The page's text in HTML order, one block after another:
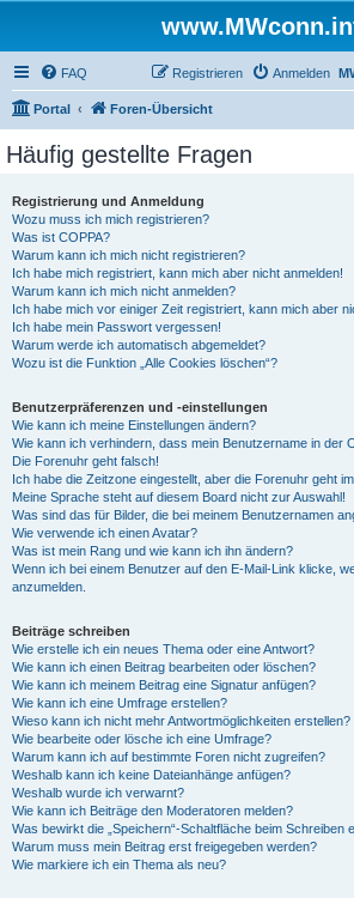
FAQ Anmelden
Registrieren
Portal Foren-Übersicht
Häufig gestellte Fragen
Registrierung und Anmeldung
Wozu muss ich mich registrieren?
Was ist COPPA?
Warum kann ich mich nicht registrieren?
Ich habe mich registriert, kann mich aber nicht anmelden!
Warum kann ich mich nicht anmelden?
Ich habe mich vor einiger Zeit registriert, kann mich aber
Ich habe mein Passwort vergessen!
Warum werde ich automatisch abgemeldet?
Wozu ist die Funktion „Alle Cookies löschen“?
Benutzerpräferenzen und -einstellungen
Wie kann ich meine Einstellungen ändern?
Wie kann ich verhindern, dass mein Benutzername in der
Die Forenuhr geht falsch!
Ich habe die Zeitzone eingestellt, aber die Forenuhr geht
Meine Sprache steht auf diesem Board nicht zur Auswahl!
Was sind das für Bilder, die bei meinem Benutzernamen
Wie verwende ich einen Avatar?
Was ist mein Rang und wie kann ich ihn ändern?
Wenn ich bei einem Benutzer auf den E-Mail-Link klicke,
anzumelden.
Beiträge schreiben
Wie erstelle ich ein neues Thema oder eine Antwort?
Wie kann ich einen Beitrag bearbeiten oder löschen?
Wie kann ich meinem Beitrag eine Signatur anfügen?
Wie kann ich eine Umfrage erstellen?
Wieso kann ich nicht mehr Antwortmöglichkeiten erstellen?
Wie bearbeite oder lösche ich eine Umfrage?
Warum kann ich auf bestimmte Foren nicht zugreifen?
Weshalb kann ich keine Dateianhänge anfügen?
Weshalb wurde ich verwarnt?
Wie kann ich Beiträge den Moderatoren melden?
Was bewirkt die „Speichern“-Schaltfläche beim Schreiben
Warum muss mein Beitrag erst freigegeben werden?
Wie markiere ich ein Thema als neu?